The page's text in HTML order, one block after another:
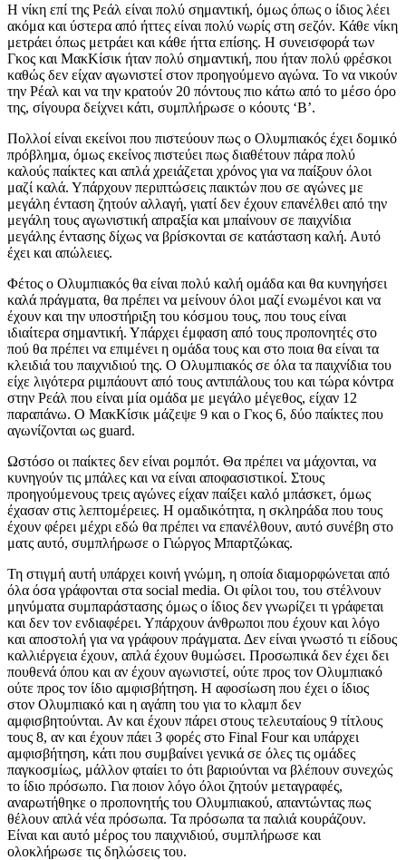
Η νίκη επί της Ρεάλ είναι πολύ σημαντική, όμως όπως ο ίδιος λέει
ακόμα και ύστερα από ήττες είναι πολύ νωρίς στη σεζόν. Κάθε νίκη
μετράει όπως μετράει και κάθε ήττα επίσης. Η συνεισφορά των
Γκος και ΜακΚίσικ ήταν πολύ σημαντική, που ήταν πολύ φρέσκοι
καθώς δεν είχαν αγωνιστεί στον προηγούμενο αγώνα. Το να νικούν
την Ρέαλ και να την κρατούν 20 πόντους πιο κάτω από το μέσο όρο
της, σίγουρα δείχνει κάτι, συμπλήρωσε ο κόουτς ‘Β’.
Πολλοί είναι εκείνοι που πιστεύουν πως ο Ολυμπιακός έχει δομικό
πρόβλημα, όμως εκείνος πιστεύει πως διαθέτουν πάρα πολύ
καλούς παίκτες και απλά χρειάζεται χρόνος για να παίξουν όλοι
μαζί καλά. Υπάρχουν περιπτώσεις παικτών που σε αγώνες με
μεγάλη ένταση ζητούν αλλαγή, γιατί δεν έχουν επανέλθει από την
μεγάλη τους αγωνιστική απραξία και μπαίνουν σε παιχνίδια
μεγάλης έντασης δίχως να βρίσκονται σε κατάσταση καλή. Αυτό
έχει και απώλειες.
Φέτος ο Ολυμπιακός θα είναι πολύ καλή ομάδα και θα κυνηγήσει
καλά πράγματα, θα πρέπει να μείνουν όλοι μαζί ενωμένοι και να
έχουν και την υποστήριξη του κόσμου τους, που τους είναι
ιδιαίτερα σημαντική. Υπάρχει έμφαση από τους προπονητές στο
πού θα πρέπει να επιμένει η ομάδα τους και στο ποια θα είναι τα
κλειδιά του παιχνιδιού της. Ο Ολυμπιακός σε όλα τα παιχνίδια του
είχε λιγότερα ριμπάουντ από τους αντιπάλους του και τώρα κόντρα
στην Ρεάλ που είναι μία ομάδα με μεγάλο μέγεθος, είχαν 12
παραπάνω. Ο ΜακΚίσικ μάζεψε 9 και ο Γκος 6, δύο παίκτες που
αγωνίζονται ως guard.
Ωστόσο οι παίκτες δεν είναι ρομπότ. Θα πρέπει να μάχονται, να
κυνηγούν τις μπάλες και να είναι αποφασιστικοί. Στους
προηγούμενους τρεις αγώνες είχαν παίξει καλό μπάσκετ, όμως
έχασαν στις λεπτομέρειες. Η ομαδικότητα, η σκληράδα που τους
έχουν φέρει μέχρι εδώ θα πρέπει να επανέλθουν, αυτό συνέβη στο
ματς αυτό, συμπλήρωσε ο Γιώργος Μπαρτζώκας.
Τη στιγμή αυτή υπάρχει κοινή γνώμη, η οποία διαμορφώνεται από
όλα όσα γράφονται στα social media. Οι φίλοι του, του στέλνουν
μηνύματα συμπαράστασης όμως ο ίδιος δεν γνωρίζει τι γράφεται
και δεν τον ενδιαφέρει. Υπάρχουν άνθρωποι που έχουν και λόγο
και αποστολή για να γράφουν πράγματα. Δεν είναι γνωστό τι είδους
καλλιέργεια έχουν, απλά έχουν θυμώσει. Προσωπικά δεν έχει δει
πουθενά όπου και αν έχουν αγωνιστεί, ούτε προς τον Ολυμπιακό
ούτε προς τον ίδιο αμφισβήτηση. Η αφοσίωση που έχει ο ίδιος
στον Ολυμπιακό και η αγάπη του για το κλαμπ δεν
αμφισβητούνται. Αν και έχουν πάρει στους τελευταίους 9 τίτλους
τους 8, αν και έχουν πάει 3 φορές στο Final Four και υπάρχει
αμφισβήτηση, κάτι που συμβαίνει γενικά σε όλες τις ομάδες
παγκοσμίως, μάλλον φταίει το ότι βαριούνται να βλέπουν συνεχώς
το ίδιο πρόσωπο. Για ποιον λόγο όλοι ζητούν μεταγραφές,
αναρωτήθηκε ο προπονητής του Ολυμπιακού, απαντώντας πως
θέλουν απλά νέα πρόσωπα. Τα πρόσωπα τα παλιά κουράζουν.
Είναι και αυτό μέρος του παιχνιδιού, συμπλήρωσε και
ολοκλήρωσε τις δηλώσεις του.